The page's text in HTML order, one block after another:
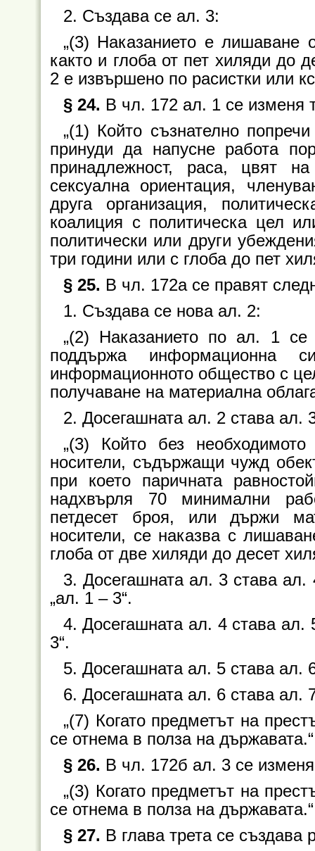
2. Създава се ал. 3:
„(3) Наказанието е лишаване
както и глоба от пет хиляди до
2 е извършено по расистки или
§ 24. В чл. 172 ал. 1 се изменя
„(1) Който съзнателно
принуди да напусне работа
принадлежност, раса, цвят
сексуална ориентация,
друга организация,
коалиция с политическа цел
политически или други
три години или с глоба до пет
§ 25. В чл. 172а се правят
1. Създава се нова ал. 2:
„(2) Наказанието по ал. 1
поддържа информационна
информационното общество с
получаване на материална
2. Досегашната ал. 2 става ал.
„(3) Който без
носители, съдържащи чужд
при което паричната
надхвърля 70 минимални
петдесет броя, или държи
носители, се наказва с
глоба от две хиляди до десет
3. Досегашната ал. 3 става
„ал. 1 – 3“.
4. Досегашната ал. 4 става ал.
3“.
5. Досегашната ал. 5 става ал.
6. Досегашната ал. 6 става ал.
„(7) Когато предметът на
се отнема в полза на държавата.“
§ 26. В чл. 172б ал. 3 се
„(3) Когато предметът на
се отнема в полза на държавата.“
§ 27. В глава трета се създава